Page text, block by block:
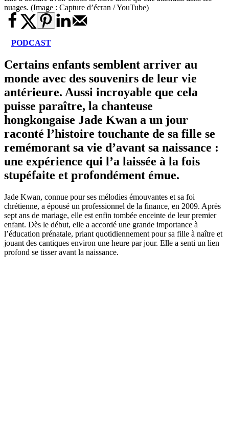
nuages. (Image : Capture d’écran / YouTube)
PODCAST
Certains enfants semblent arriver au
monde avec des souvenirs de leur vie
antérieure. Aussi incroyable que cela
puisse paraître, la chanteuse
hongkongaise Jade Kwan a un jour
raconté l’histoire touchante de sa fille se
remémorant sa vie d’avant sa naissance :
une expérience qui l’a laissée à la fois
stupéfaite et profondément émue.
Jade Kwan, connue pour ses mélodies émouvantes et sa foi
chrétienne, a épousé un professionnel de la finance, en 2009. Après
sept ans de mariage, elle est enfin tombée enceinte de leur premier
enfant. Dès le début, elle a accordé une grande importance à
l’éducation prénatale, priant quotidiennement pour sa fille à naître et
jouant des cantiques environ une heure par jour. Elle a senti un lien
profond se tisser avant la naissance.